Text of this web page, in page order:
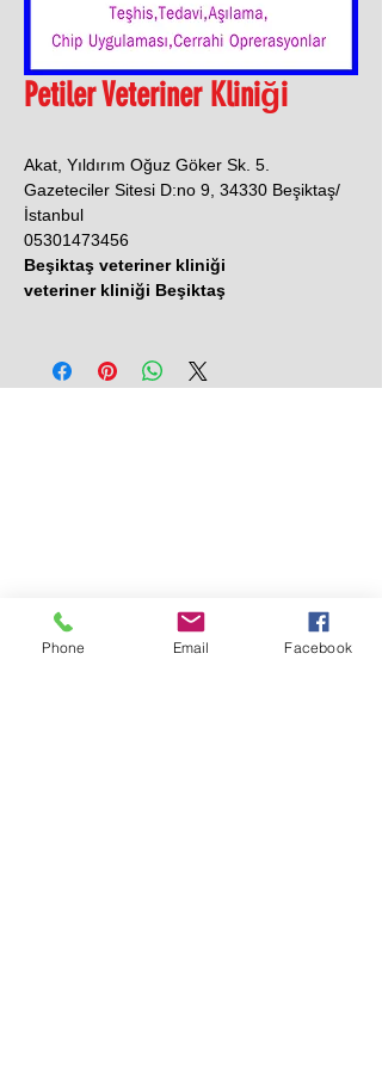
Petiler Veteriner Kliniği
Akat, Yıldırım Oğuz Göker Sk. 5.
Gazeteciler Sitesi D:no 9, 34330 Beşiktaş/
İstanbul
05301473456
Beşiktaş veteriner kliniği
veteriner kliniği Beşiktaş
Phone Email Facebook